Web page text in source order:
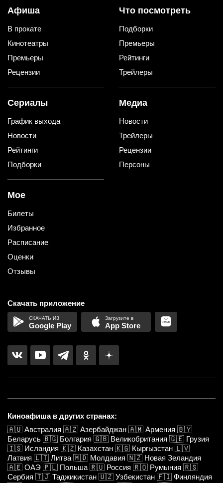
Афиша
В прокате
Кинотеатры
Премьеры
Рецензии
Что посмотреть
Подборки
Премьеры
Рейтинги
Трейлеры
Сериалы
График выхода
Новости
Рейтинги
Подборки
Медиа
Новости
Трейлеры
Рецензии
Персоны
Мое
Билеты
Избранное
Расписание
Оценки
Отзывы
Скачать приложение
Google Play App Store
Киноафиша в других странах:
🇦🇺 Австралия 🇦🇿 Азербайджан 🇦🇲 Армения 🇧🇾
Беларусь 🇧🇬 Болгария 🇬🇧 Великобритания 🇬🇪 Грузия
🇮🇸 Исландия 🇰🇿 Казахстан 🇰🇬 Кыргызстан 🇱🇻
Латвия 🇱🇹 Литва 🇲🇩 Молдавия 🇳🇿 Новая Зеландия
🇦🇪 ОАЭ 🇵🇱 Польша 🇷🇺 Россия 🇷🇴 Румыния 🇷🇸
Сербия 🇹🇯 Таджикистан 🇺🇿 Узбекистан 🇫🇮 Финляндия